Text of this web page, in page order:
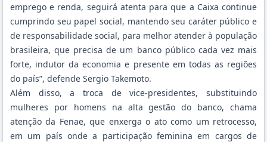
emprego e renda, seguirá atenta para que a Caixa continue
cumprindo seu papel social, mantendo seu caráter público e
de responsabilidade social, para melhor atender à população
brasileira, que precisa de um banco público cada vez mais
forte, indutor da economia e presente em todas as regiões
do país”, defende Sergio Takemoto.
Além disso, a troca de vice-presidentes, substituindo
mulheres por homens na alta gestão do banco, chama
atenção da Fenae, que enxerga o ato como um retrocesso,
em um país onde a participação feminina em cargos de